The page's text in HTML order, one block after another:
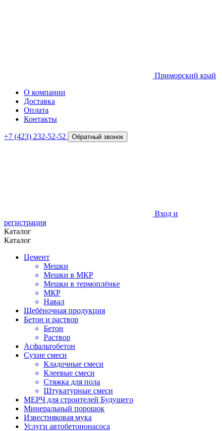
Приморский край
О компании
Доставка
Оплата
Контакты
+7 (423) 232-52-52 Обратный звонок
Вход и
регистрация
Каталог
Каталог
Цемент
Мешки
Мешки в МКР
Мешки в термоплёнке
МКР
Навал
Щебёночная продукция
Бетон и раствор
Бетон
Раствор
Асфальтобетон
Сухие смеси
Кладочные смеси
Клеевые смеси
Стяжка для пола
Штукатурные смеси
МЕРЧ для строителей Будущего
Минеральный порошок
Известняковая мука
Услуги автобетононасоса